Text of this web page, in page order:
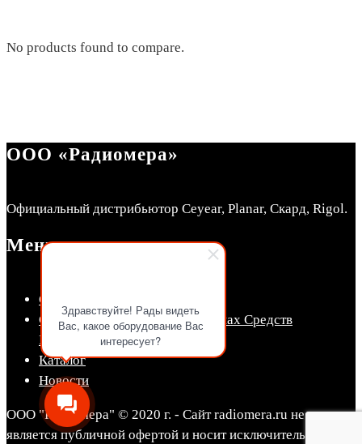
Здравствуйте! Рады видеть
Вас, какое оборудование Вас
интересует?
No products found to compare.
ООО «Радиомера»
Официальный дистрибьютор Ceyear, Planar, Скард, Rigol.
Меню
СКЛАД Радиомера
Сведения об утвержденных типах Средств
Измерений (СИ)
Каталог
Новости
ООО "Радиомера" © 2020 г. - Сайт radiomera.ru не
является публичной офертой и носит исключительно